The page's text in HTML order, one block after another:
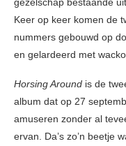
Keer op keer komen de
nummers gebouwd op
en gelardeerd met wacko
Horsing Around is de
album dat op 27
amuseren zonder al
ervan. Da’s zo’n beetje